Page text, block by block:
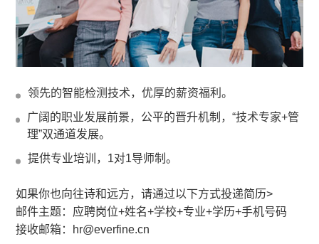
领先的智能检测技术，优厚的薪资福利。
广阔的职业发展前景，公平的晋升机制，“技术专家+管
理”双通道发展。
提供专业培训，1对1导师制。
如果你也向往诗和远方，请通过以下方式投递简历>
邮件主题：应聘岗位+姓名+学校+专业+学历+手机号码
接收邮箱：hr@everfine.cn